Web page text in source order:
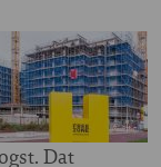
Dat